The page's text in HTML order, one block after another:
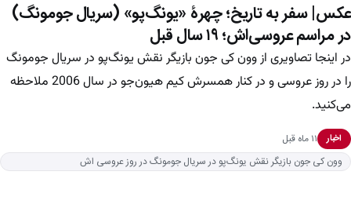
عکس| سفر به تاریخ؛ چهرۀ «یونگ‌پو» (سریال جومونگ)
در مراسم عروسی‌اش؛ ۱۹ سال قبل
در اینجا تصاویری از وون کی جون بازیگر نقش یونگ‌پو در سریال جومونگ
را در روز عروسی و در کنار همسرش کیم هیون‌جو در سال 2006 ملاحظه
می‌کنید.
اخبار
۱۱ ماه قبل
وون کی جون بازیگر نقش یونگ‌پو در سریال جومونگ در روز عروسی اش